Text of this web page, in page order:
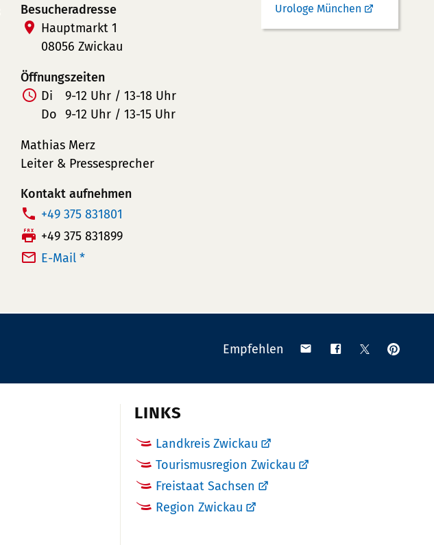
Besucheradresse
Hauptmarkt 1
08056 Zwickau
Öffnungszeiten
Di
9-12 Uhr / 13-18 Uhr
Do 9-12 Uhr / 13-15 Uhr
Mathias Merz
Leiter & Pressesprecher
Kontakt aufnehmen
T
e
l
m
+49 375 831801
F
a
+49 375 831899
E-Mail *
Urologe München
Empfehlen
Teilen Teilen Teilen
LINKS
Landkreis Zwickau
Tourismusregion Zwickau
Freistaat Sachsen
Region Zwickau